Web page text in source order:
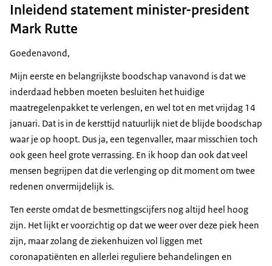
Inleidend statement minister-president
Mark Rutte
Goedenavond,
Mijn eerste en belangrijkste boodschap vanavond is dat we
inderdaad hebben moeten besluiten het huidige
maatregelenpakket te verlengen, en wel tot en met vrijdag 14
januari. Dat is in de kersttijd natuurlijk niet de blijde boodschap
waar je op hoopt. Dus ja, een tegenvaller, maar misschien toch
ook geen heel grote verrassing. En ik hoop dan ook dat veel
mensen begrijpen dat die verlenging op dit moment om twee
redenen onvermijdelijk is.
Ten eerste omdat de besmettingscijfers nog altijd heel hoog
zijn. Het lijkt er voorzichtig op dat we weer over deze piek heen
zijn, maar zolang de ziekenhuizen vol liggen met
coronapatiënten en allerlei reguliere behandelingen en